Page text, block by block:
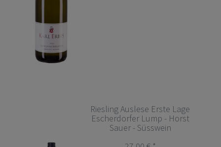
Riesling Auslese Erste Lage
Escherdorfer Lump - Horst
Sauer - Süsswein